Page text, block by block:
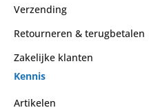
Verzending
Retourneren & terugbetalen
Zakelijke klanten
Kennis
Artikelen